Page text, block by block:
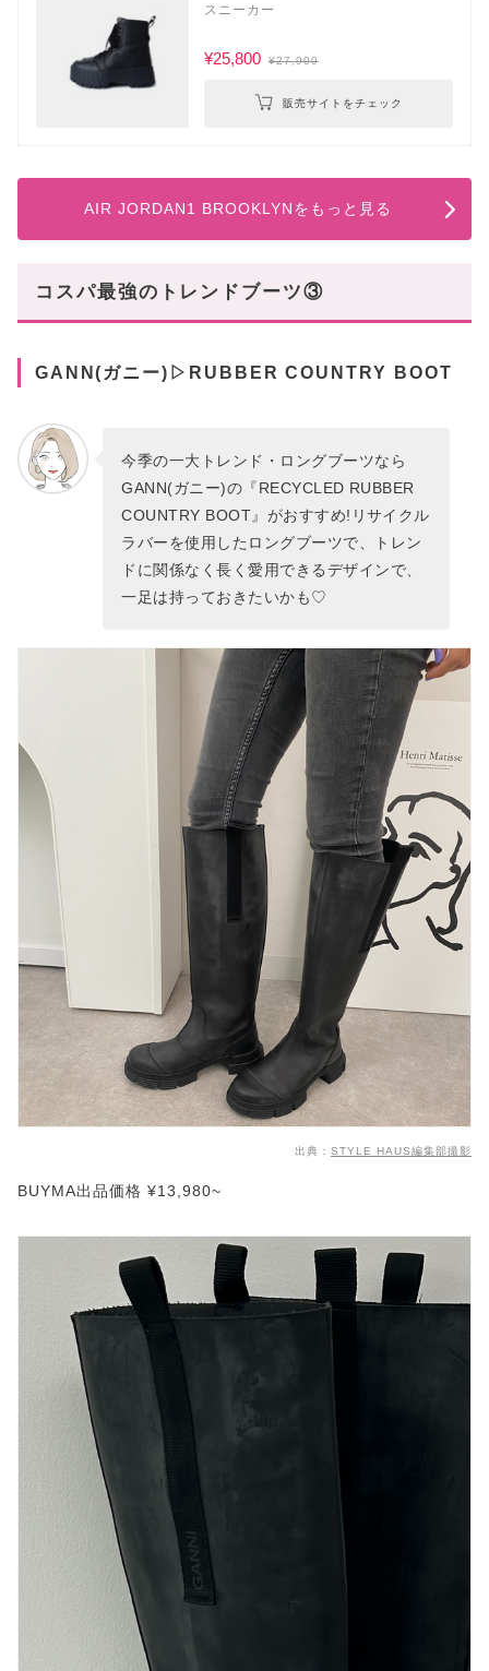
スニーカー
¥25,800 ¥27,900
販売サイトをチェック
AIR JORDAN1 BROOKLYNをもっと見る
コスパ最強のトレンドブーツ③
GANN(ガニー)▷RUBBER COUNTRY BOOT
今季の一大トレンド・ロングブーツなら
GANN(ガニー)の『RECYCLED RUBBER
COUNTRY BOOT』がおすすめ!リサイクル
ラバーを使用したロングブーツで、トレン
ドに関係なく長く愛用できるデザインで、
一足は持っておきたいかも♡
出典： STYLE HAUS編集部撮影
BUYMA出品価格 ¥13,980~